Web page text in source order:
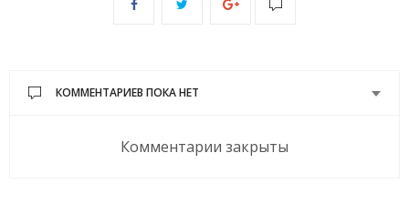
КОММЕНТАРИЕВ ПОКА НЕТ
Комментарии закрыты